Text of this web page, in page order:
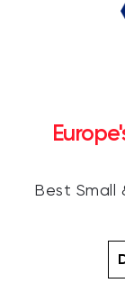
Best Small